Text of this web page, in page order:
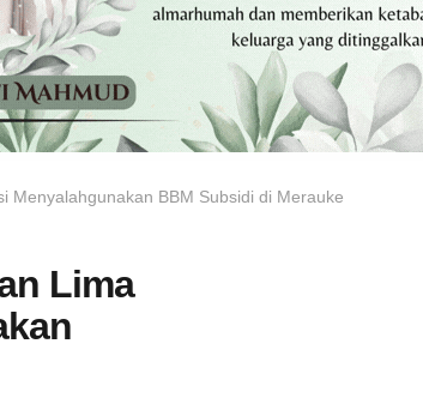
Menyalahgunakan BBM Subsidi di Merauke
Lima